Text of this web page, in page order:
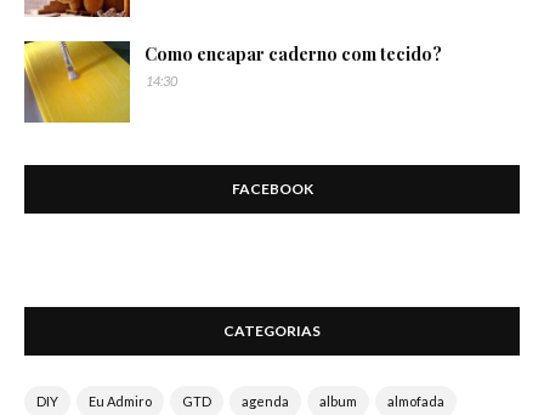
Como encapar caderno com tecido?
14:30
FACEBOOK
CATEGORIAS
DIY Eu Admiro GTD agenda album almofada